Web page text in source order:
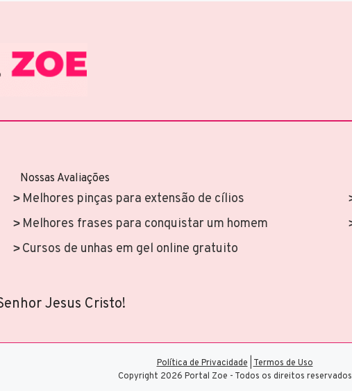
Nossas Avaliações
Melhores pinças para extensão de cílios
Melhores frases para conquistar um homem
Cursos de unhas em gel online gratuito
Jesus Cristo!
Política de Privacidade
Termos de Uso
Copyright 2026 Portal Zoe - Todos os direitos reservados